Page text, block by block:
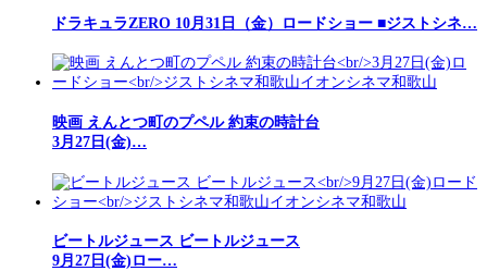
ドラキュラZERO 10月31日（金）ロードショー ■ジストシネ…
映画 えんとつ町のプペル 約束の時計台
3月27日(金)…
ビートルジュース ビートルジュース
9月27日(金)ロー…